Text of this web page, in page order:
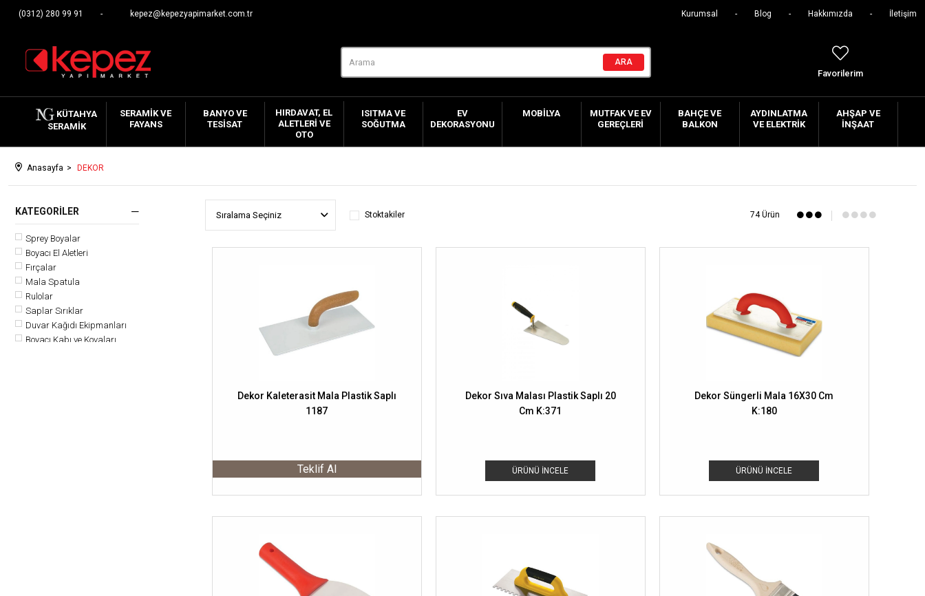
(0312) 280 99 91 kepez@kepezyapimarket.com.tr Kurumsal Blog Hakkımızda İletişim
Favorilerim
KÜTAHYA
SERAMIK
SERAMIK VE
FAYANS
BANYO VE
TESISAT
HIRDAVAT, EL
ALETLERI VE
OTO
ISITMA VE
SOĞUTMA
EV
DEKORASYONU
MOBILYA
MUTFAK VE EV
GEREÇLERI
BAHÇE VE
BALKON
AYDINLATMA
VE ELEKTRIK
AHŞAP VE
İNŞAAT
Anasayfa DEKOR
KATEGORILER
Sprey Boyalar
Boyacı El Aletleri
Fırçalar
Mala Spatula
Rulolar
Saplar Sırıklar
Duvar Kağıdı Ekipmanları
Boyacı Kabı ve Kovaları
Stoktakiler 74 Ürün
Dekor Kaleterasit Mala Plastik Saplı
1187
Teklif Al ÜRÜNÜ İNCELE
Dekor Sıva Malası Plastik Saplı 20
Cm K:371
ÜRÜNÜ İNCELE
Dekor Süngerli Mala 16X30 Cm
K:180